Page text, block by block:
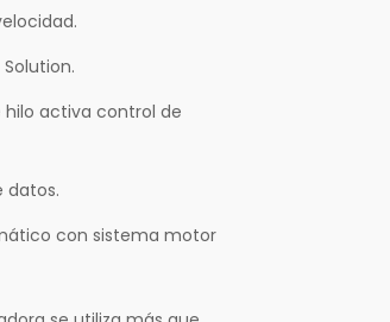
activa control de
datos.
con sistema motor